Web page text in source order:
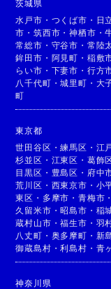
茨城県
水戸市 ・ つくば市 ・ 日
市 ・筑西市 ・神栖市 ・
常総市 ・ 守谷市 ・ 常陸
鉾田市 ・ 阿見町 ・ 稲敷
らい市 ・ 下妻市 ・ 行方
八千代町 ・城里町 ・ 大
町
東京都
世田谷区 ・練馬区 ・ 江
杉並区 ・ 江東区 ・ 葛飾
目黒区 ・ 豊島区 ・ 府中
荒川区 ・ 西東京市 ・ 小
東区 ・ 多摩市 ・青梅市
久留米市 ・ 昭島市 ・ 稲
蔵村山市 ・福生市 ・ 羽
八丈町 ・ 奥多摩町 ・ 新
御蔵島村 ・利島村 ・ 青
神奈川県